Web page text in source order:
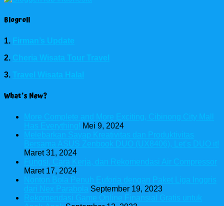
Blogroll
1. Firman’s Update
2. Cheria Wisata Tour Travel
3. Travel Wisata Halal
What’s New?
More Complete and More Exciting, Cibinong City Mall
Has Everything! Mei 9, 2024
Melebarkan Sayap Kreativitas dan Produktivitas
Bersama ASUS Zenbook DUO (UX8406), Let’s DUO it!
Maret 31, 2024
Fungsi, Cara Kerja, dan Rekomendasi Air Compressor
Maret 17, 2024
Nonton Bola Penuh Euforia dengan Paket Liga Inggris
dari Nex Parabola September 19, 2023
Rekomendasi Game Online Finansial Gratis untuk